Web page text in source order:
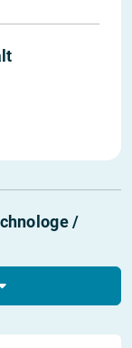
/